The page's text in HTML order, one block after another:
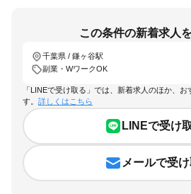
この条件の新着求人
千葉県 / 鎌ヶ谷駅
副業・WワークOK
「LINEで受け取る」では、新着求人のほか、
す。 詳しくはこちら
LINEで受け
メールで受